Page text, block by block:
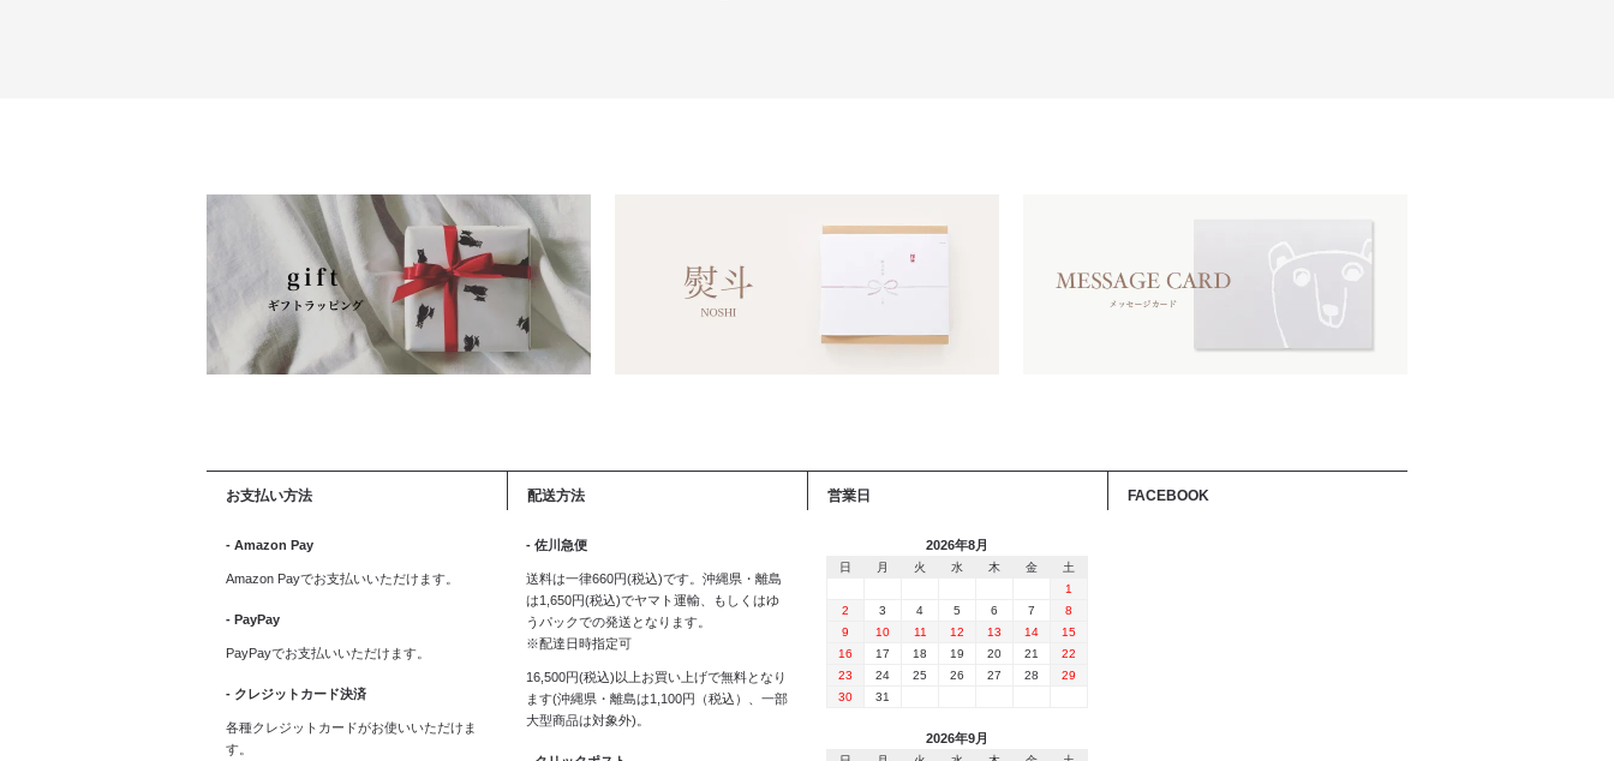
お支払い方法
- Amazon Pay
Amazon Payでお支払いいただけます。
- PayPay
PayPayでお支払いいただけます。
- クレジットカード決済
各種クレジットカードがお使いいただけま
す。
配送方法
- 佐川急便
送料は一律660円(税込)です。沖縄県・離島
は1,650円(税込)でヤマト運輸、もしくはゆ
うパックでの発送となります。
※配達日時指定可
16,500円(税込)以上お買い上げで無料となり
ます(沖縄県・離島は1,100円（税込）、一部
大型商品は対象外)。
営業日
2026年8月
日 月 火 水 木 金
土
1
2
3 4 5 6 7
8
9
10 11 12 13 14
15
16
17 18 19 20 21
22
23
24 25 26 27 28
29
30
31
2026年9月
FACEBOOK